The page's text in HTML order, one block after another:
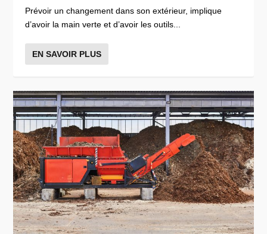
Prévoir un changement dans son extérieur, implique
d’avoir la main verte et d’avoir les outils...
EN SAVOIR PLUS